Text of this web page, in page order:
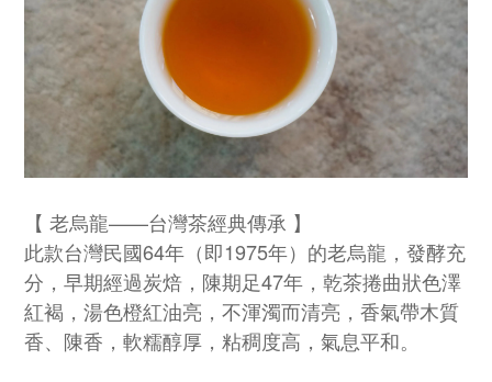
【 老烏龍——台灣茶經典傳承 】
此款台灣民國64年（即1975年）的老烏龍，發酵充
分，早期經過炭焙，陳期足47年，乾茶捲曲狀色澤
紅褐，湯色橙紅油亮，不渾濁而清亮，香氣帶木質
香、陳香，軟糯醇厚，粘稠度高，氣息平和。